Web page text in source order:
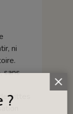
ni
sans
frittes
?